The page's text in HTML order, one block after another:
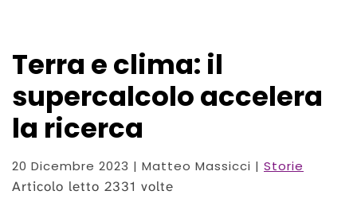
Terra e clima: il
supercalcolo accelera
la ricerca
20 Dicembre 2023 | Matteo Massicci | Storie
Articolo letto 2331 volte